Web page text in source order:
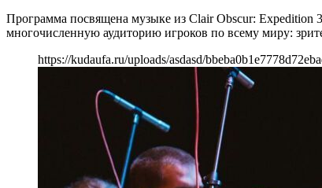
Программа посвящена музыке из Clair Obscur: Expedition
многочисленную аудиторию игроков по всему миру:
https://kudaufa.ru/uploads/asdasd/